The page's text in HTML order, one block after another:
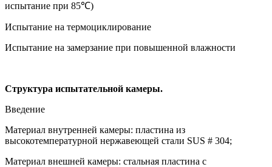
испытание при 85℃)
Испытание на термоциклирование
Испытание на замерзание при повышенной влажности
Структура испытательной камеры.
Введение
Материал внутренней камеры: пластина из
высокотемпературной нержавеющей стали SUS # 304;
Материал внешней камеры: стальная пластина с